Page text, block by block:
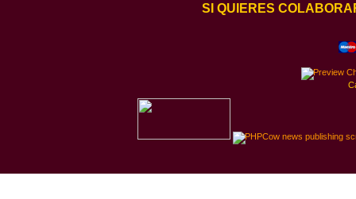
SI QUIERES